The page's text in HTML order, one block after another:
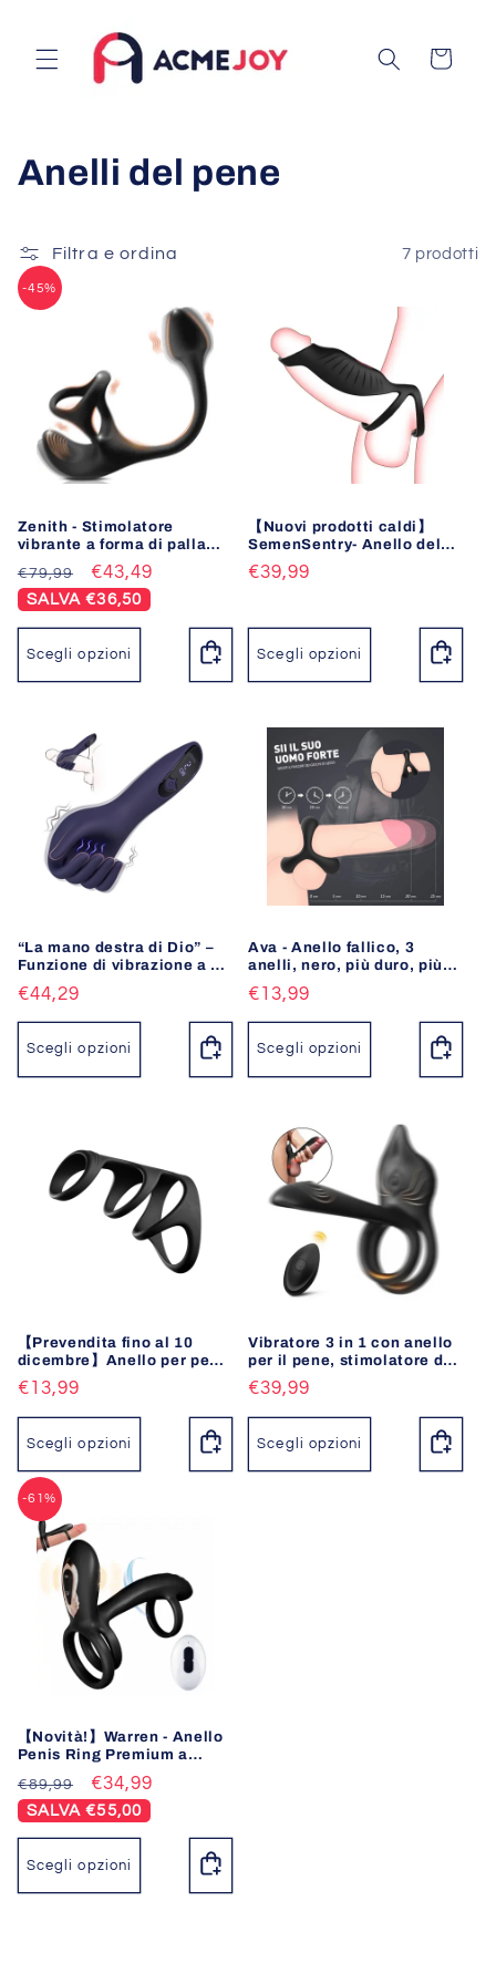
ai contenuti
Carrello
C
l
l
n
e
:
Anelli del pene
Filtra e ordina 7 prodotti
Zenith - Stimolatore
vibrante a forma di palla
con anelli per il pene
Prezzo
di
listino
€79,99
Prezzo
scontato
€43,49
SALVA €36,50
Scegli opzioni
-45%
【Nuovi prodotti caldi】
SemenSentry- Anello del
pene efficiente a
vibrazione con 9 frequenze
Prezzo
listino
€39,99
Scegli opzioni
“La mano destra di Dio” –
Funzione di vibrazione a 9
frequenze, design
simulato, adatta per utenti
con pene di grandi
Prezzo
di
listino
€44,29
Scegli opzioni
Ava - Anello fallico, 3
anelli, nero, più duro, più
lungo, più grande S-HANDE
Prezzo
di
listino
€13,99
Scegli opzioni
【Prevendita fino al 10
dicembre】Anello per pene
quadruplo a lunga durata
Prezzo
di
listino
€13,99
Scegli opzioni
Vibratore 3 in 1 con anello
per il pene, stimolatore del
punto G e del clitoride con
10 vibrazioni, vibratore per
coppie con erezione
Prezzo
di
listino
€39,99
Scegli opzioni
【Novità!】Warren - Anello
Penis Ring Premium a
Doppio Anello con 10
Rotazioni + 10 Vibrazioni
Prezzo
di
listino
€89,99
Prezzo
scontato
€34,99
SALVA €55,00
Scegli opzioni
-61%